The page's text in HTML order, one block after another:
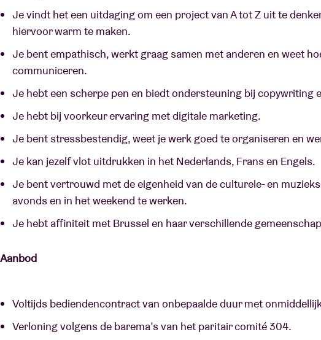
Je vindt het een uitdaging om een project van A tot Z uit te
hiervoor warm te maken.
Je bent empathisch, werkt graag samen met anderen en weet
communiceren.
Je hebt een scherpe pen en biedt ondersteuning bij copywriting
Je hebt bij voorkeur ervaring met digitale marketing.
Je bent stressbestendig, weet je werk goed te organiseren en
Je kan jezelf vlot uitdrukken in het Nederlands, Frans en Engels.
Je bent vertrouwd met de eigenheid van de culturele- en
avonds en in het weekend te werken.
Je hebt affiniteit met Brussel en haar verschillende
Aanbod
Voltijds bediendencontract van onbepaalde duur met
Verloning volgens de barema’s van het paritair comité 304.